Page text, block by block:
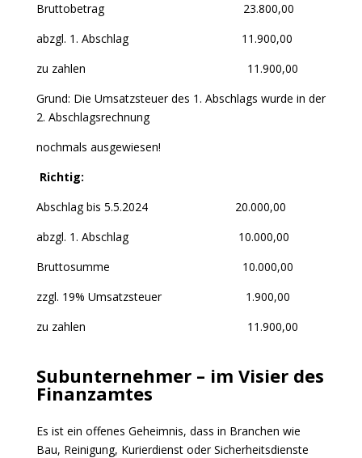
Bruttobetrag 23.800,00
abzgl. 1. Abschlag 11.900,00
zu zahlen 11.900,00
Grund: Die Umsatzsteuer des 1. Abschlags wurde in der
2. Abschlagsrechnung
nochmals ausgewiesen!
Richtig:
Abschlag bis 5.5.2024 20.000,00
abzgl. 1. Abschlag 10.000,00
Bruttosumme 10.000,00
zzgl. 19% Umsatzsteuer 1.900,00
zu zahlen 11.900,00
Subunternehmer – im Visier des
Finanzamtes
Es ist ein offenes Geheimnis, dass in Branchen wie
Bau, Reinigung, Kurierdienst oder Sicherheitsdienste